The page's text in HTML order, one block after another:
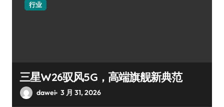
行业
三星W26驭风5G，高端旗舰新典范
dawei 3 月 31, 2026